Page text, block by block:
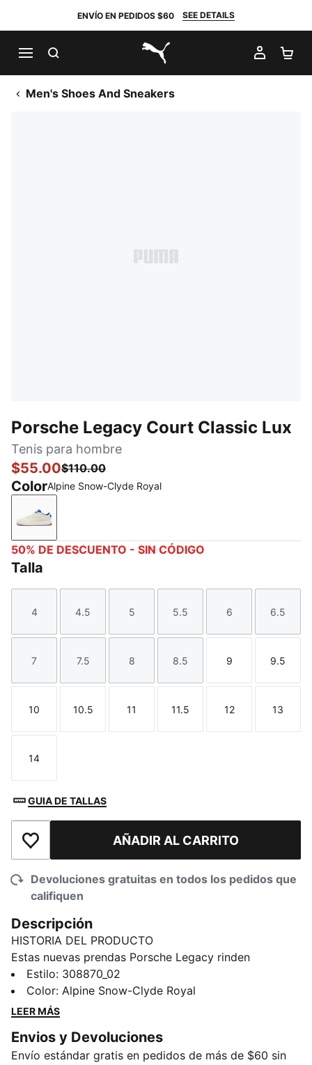
ENVÍO EN PEDIDOS $60 SEE DETAILS
PUMA.com
MI
Men's Shoes And Sneakers
Porsche Legacy Court Classic Lux
Tenis para hombre
$55.00$110.00
ColorAlpine Snow-Clyde Royal
Alpine Snow-Clyde Royal
50% DE DESCUENTO - SIN CÓDIGO
Talla
Talla
4
Talla
4.5
Talla
5
Talla
5.5
Talla
6
Talla
6.5
Talla
7
Talla
7.5
Talla
8
Talla
8.5
Talla
9
Talla
9.5
Talla
10
Talla
10.5
Talla
11
Talla
11.5
Talla
12
Talla
13
Talla
14
GUIA DE TALLAS
Añadir a la lista de deseosAÑADIR AL CARRITO
Devoluciones gratuitas en todos los pedidos que
califiquen
Descripción
HISTORIA DEL PRODUCTO
Estas nuevas prendas Porsche Legacy rinden
homenaje al icónico legado automovilístico de la
marca, combinando materiales de primera calidad con
un diseño atemporal. Inspiradas en el espíritu del alto
la comodidad moderna. Ya sea en la pista o en las
calles, disfruta del legado de Porsche con estilo.
Estilo: 308870_02
Color: Alpine Snow-Clyde Royal
LEER MÁS
Envios y Devoluciones
Envío estándar gratis en pedidos de más de $60 sin